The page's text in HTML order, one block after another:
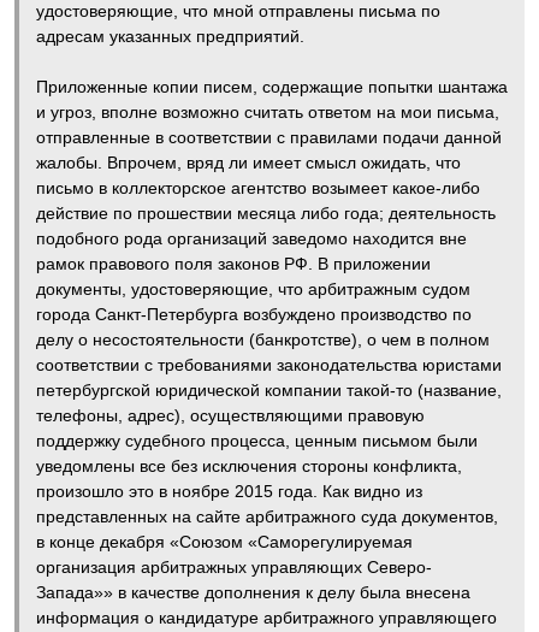
удостоверяющие, что мной отправлены письма по
адресам указанных предприятий.
Приложенные копии писем, содержащие попытки шантажа
и угроз, вполне возможно считать ответом на мои письма,
отправленные в соответствии с правилами подачи данной
жалобы. Впрочем, вряд ли имеет смысл ожидать, что
письмо в коллекторское агентство возымеет какое-либо
действие по прошествии месяца либо года; деятельность
подобного рода организаций заведомо находится вне
рамок правового поля законов РФ. В приложении
документы, удостоверяющие, что арбитражным судом
города Санкт-Петербурга возбуждено производство по
делу о несостоятельности (банкротстве), о чем в полном
соответствии с требованиями законодательства юристами
петербургской юридической компании такой-то (название,
телефоны, адрес), осуществляющими правовую
поддержку судебного процесса, ценным письмом были
уведомлены все без исключения стороны конфликта,
произошло это в ноябре 2015 года. Как видно из
представленных на сайте арбитражного суда документов,
в конце декабря «Союзом «Саморегулируемая
организация арбитражных управляющих Северо-
Запада»» в качестве дополнения к делу была внесена
информация о кандидатуре арбитражного управляющего